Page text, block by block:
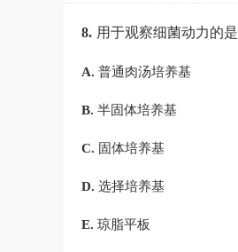
8. 用于观察细菌动力的是
A. 普通肉汤培养基
B. 半固体培养基
C. 固体培养基
D. 选择培养基
E. 琼脂平板